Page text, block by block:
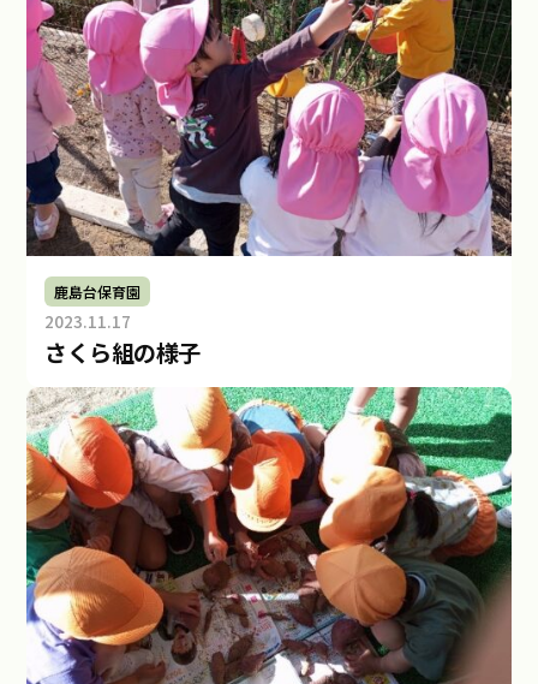
祉
法
人
み
ら
い
鹿島台保育園
2023.11.17
y
会
福
祉
法
人
ら
い
さくら組の様子